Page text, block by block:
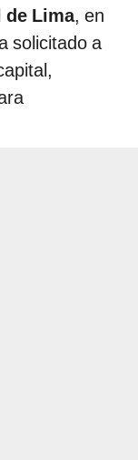
Lima, en
solicitado a